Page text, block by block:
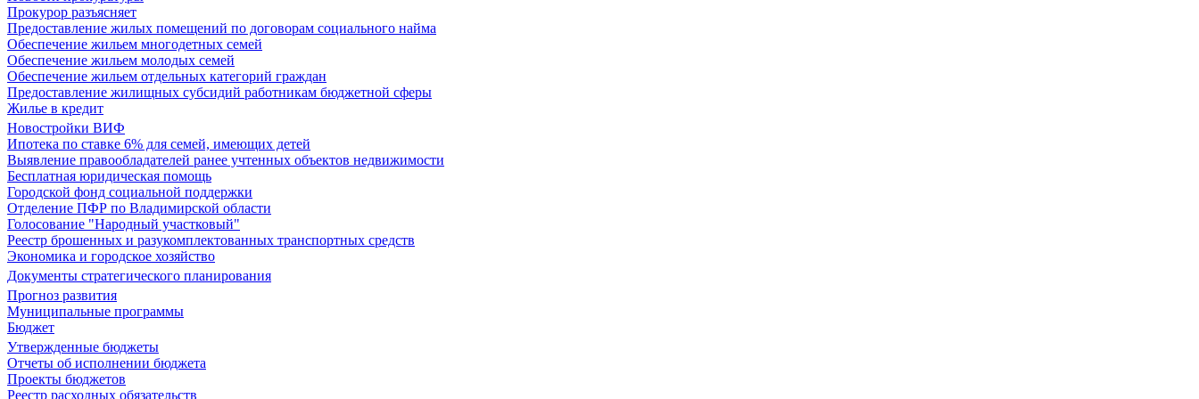
Прокурор разъясняет
Предоставление жилых помещений по договорам социального найма
Обеспечение жильем многодетных семей
Обеспечение жильем молодых семей
Обеспечение жильем отдельных категорий граждан
Предоставление жилищных субсидий работникам бюджетной сферы
Жилье в кредит
Новостройки ВИФ
Ипотека по ставке 6% для семей, имеющих детей
Выявление правообладателей ранее учтенных объектов недвижимости
Бесплатная юридическая помощь
Городской фонд социальной поддержки
Отделение ПФР по Владимирской области
Голосование "Народный участковый"
Реестр брошенных и разукомплектованных транспортных средств
Экономика и городское хозяйство
Документы стратегического планирования
Прогноз развития
Муниципальные программы
Бюджет
Утвержденные бюджеты
Отчеты об исполнении бюджета
Проекты бюджетов
Реестр расходных обязательств